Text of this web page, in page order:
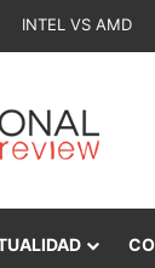
INTEL VS AMD